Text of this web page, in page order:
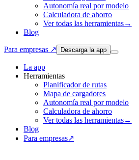
Autonomía real por modelo
Calculadora de ahorro
Ver todas las herramientas→
Blog
Para empresas ↗ Descarga la app
La app
Herramientas
Planificador de rutas
Mapa de cargadores
Autonomía real por modelo
Calculadora de ahorro
Ver todas las herramientas→
Blog
Para empresas↗